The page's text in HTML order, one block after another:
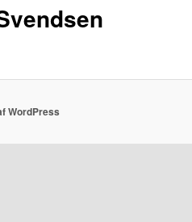
WordPress